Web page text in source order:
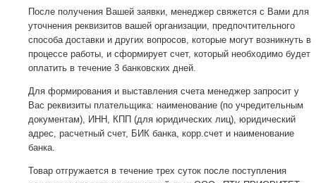
После получения Вашей заявки, менеджер свяжется с Вами для
уточнения реквизитов вашей организации, предпочтительного
способа доставки и других вопросов, которые могут возникнуть в
процессе работы, и сформирует счет, который необходимо будет
оплатить в течение 3 банковских дней.
Для формирования и выставления счета менеджер запросит у
Вас реквизиты плательщика: наименование (по учредительным
документам), ИНН, КПП (для юридических лиц), юридический
адрес, расчетный счет, БИК банка, корр.счет и наименование
банка.
Товар отгружается в течение трех суток после поступления